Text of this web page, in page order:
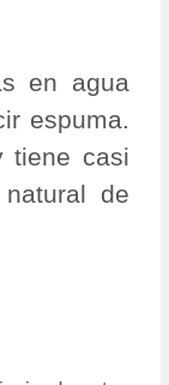
en agua
espuma.
tiene casi
de